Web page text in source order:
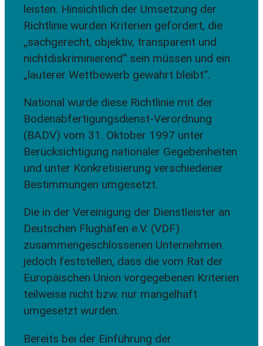
leisten. Hinsichtlich der Umsetzung der
Richtlinie wurden Kriterien gefordert, die
„sachgerecht, objektiv, transparent und
nichtdiskriminierend“ sein müssen und ein
„lauterer Wettbewerb gewahrt bleibt“.
National wurde diese Richtlinie mit der
Bodenabfertigungsdienst-Verordnung
(BADV) vom 31. Oktober 1997 unter
Berücksichtigung nationaler Gegebenheiten
und unter Konkretisierung verschiedener
Bestimmungen umgesetzt.
Die in der Vereinigung der Dienstleister an
Deutschen Flughäfen e.V. (VDF)
zusammengeschlossenen Unternehmen
jedoch feststellen, dass die vom Rat der
Europäischen Union vorgegebenen Kriterien
teilweise nicht bzw. nur mangelhaft
umgesetzt wurden.
Bereits bei der Einführung der